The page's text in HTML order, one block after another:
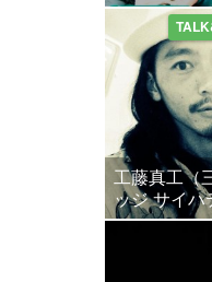
工藤真工（
ッジ サイハ